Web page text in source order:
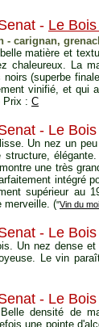
- Le
- carignan,
matière et
chaleureux. La
(superbe
vinifié, et qui
Prix : C
- Le
Un nez un
une très
intégré
supérieur au
merveille. ("Vin du
- Le
Un nez dense
Le vin
- Le
densité de
une pointe